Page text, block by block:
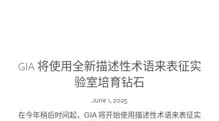
GIA 将使用全新描述性术语来表征实
验室培育钻石
June 1, 2025
在今年稍后时间起，GIA 将开始使用描述性术语来表征实